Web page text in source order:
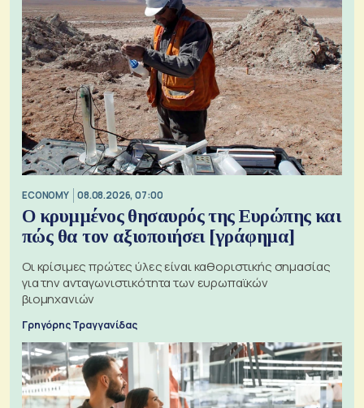
ECONOMY 08.08.2026, 07:00
Ο κρυμμένος θησαυρός της Ευρώπης και
πώς θα τον αξιοποιήσει [γράφημα]
Οι κρίσιμες πρώτες ύλες είναι καθοριστικής σημασίας
για την ανταγωνιστικότητα των ευρωπαϊκών
βιομηχανιών
Γρηγόρης Τραγγανίδας